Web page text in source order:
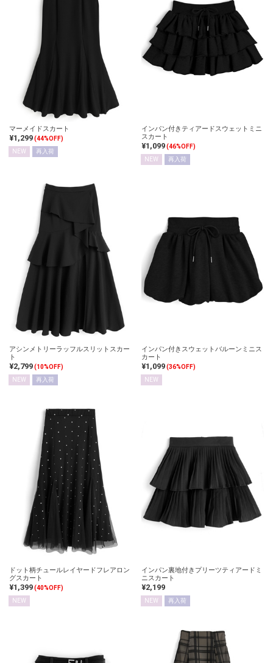
マーメイドスカート
¥1,299(44%OFF)
NEW
再入荷
インパン付きティアードスウェットミニ
スカート
¥1,099(46%OFF)
NEW
再入荷
アシンメトリーラッフルスリットスカー
ト
¥2,799(10%OFF)
NEW
再入荷
インパン付きスウェットバルーンミニス
カート
¥1,099(36%OFF)
NEW
ドット柄チュールレイヤードフレアロン
グスカート
¥1,399(40%OFF)
NEW
インパン裏地付きプリーツティアードミ
ニスカート
¥2,199
NEW 再入荷